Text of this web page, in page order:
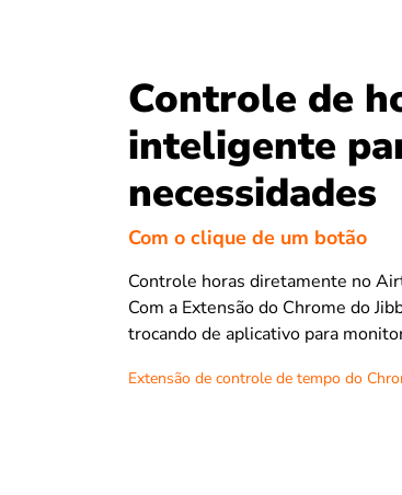
Controle de
inteligente
necessidades
Com o clique de um botão
Controle horas diretamente no
Com a Extensão do Chrome do
trocando de aplicativo para
Extensão de controle de tempo do